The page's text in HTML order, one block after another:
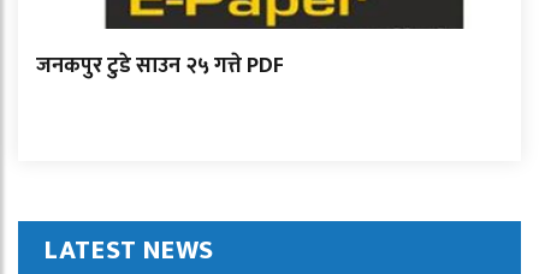
जनकपुर टुडे साउन २५ गत्ते PDF
LATEST NEWS